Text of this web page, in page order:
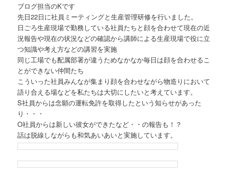
ブログ担当のKです
先日22日に社員ミーティングと生産管理研修を行いました。
日ごろ生産現場で勤務している社員たちと顔を合わせて現在の近
況報告や現在の状況などの確認から講師による生産現場で役に立
つ知識や考え方などの講習を実施
同じ工場でも配属部署が違うためなかなか毎日は顔を合わせるこ
とができない仲間たち
こういった社員みんなが集まり顔を合わせながら物造りにおいて
語り合える場などを私たちは大切にしたいと考えています。
S社員からは念願の運転免許を取得したという知らせがあった
り・・・
O社員からは新しい彼女ができたなど・・の報告も！？
話は脱線しながらも和気あいあいと実施しています。